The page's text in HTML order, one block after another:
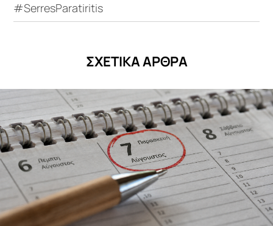
#SerresParatiritis
ΣΧΕΤΙΚΑ ΑΡΘΡΑ